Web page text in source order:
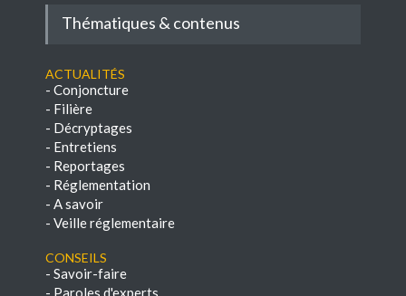
Thématiques & contenus
Actualités
- Conjoncture
- Filière
- Décryptages
- Entretiens
- Reportages
- Réglementation
- A savoir
- Veille réglementaire
Conseils
- Savoir-faire